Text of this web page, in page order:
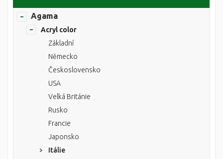
Agama
Acryl color
Základní
Německo
Československo
USA
Velká Británie
Rusko
Francie
Japonsko
Itálie